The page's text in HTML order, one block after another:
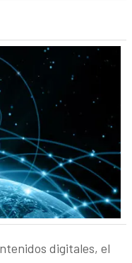
digitales, el